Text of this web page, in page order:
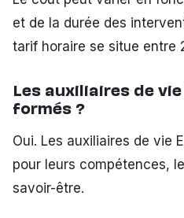
et de la durée des
tarif horaire se situe entre
Les auxiliaires de
formés ?
Oui. Les auxiliaires de vie
pour leurs compétences,
savoir-être.